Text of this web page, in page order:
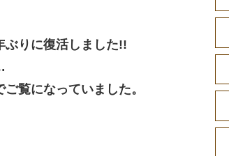
ぶりに復活しました!!
覧になっていました。